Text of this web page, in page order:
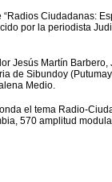
Ciudadanas:
por la periodista
Jesús Martín
de Sibundoy
Medio.
el tema Radio-
570 amplitud